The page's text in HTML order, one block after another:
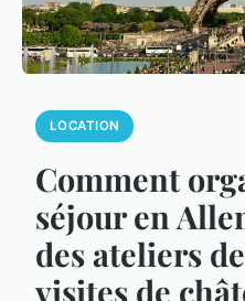
LOCATION
Comment
séjour en
des ateliers
visites de